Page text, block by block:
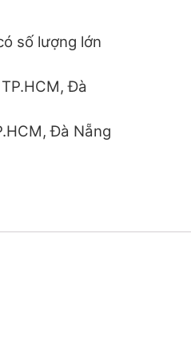
số lượng lớn
Đà
Đà Nẵng